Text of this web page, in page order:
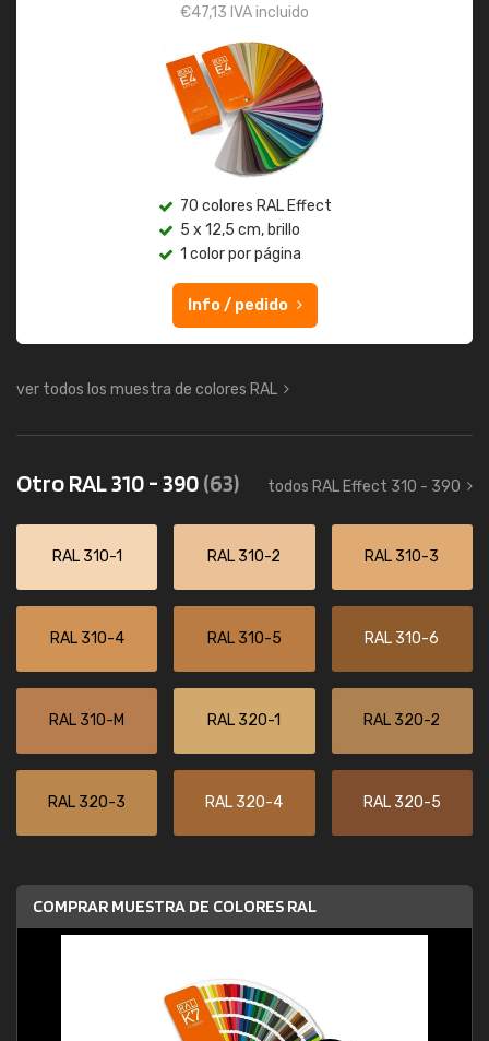
€47,13 IVA incluido
70 colores RAL Effect
5 x 12,5 cm, brillo
1 color por página
Info / pedido
ver todos los muestra de colores RAL
Otro RAL 310 - 390(63) todos RAL Effect 310 - 390
RAL 310-1 RAL 310-2 RAL 310-3
RAL 310-4 RAL 310-5 RAL 310-6
RAL 310-M RAL 320-1 RAL 320-2
RAL 320-3 RAL 320-4 RAL 320-5
COMPRAR MUESTRA DE COLORES RAL